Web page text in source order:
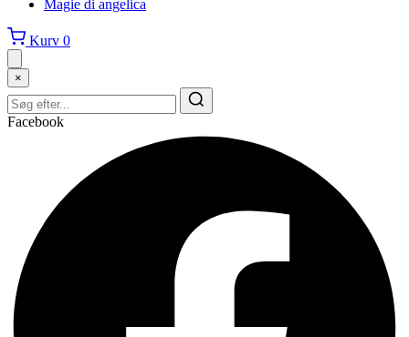
Magie di angelica
Kurv 0
×
Facebook